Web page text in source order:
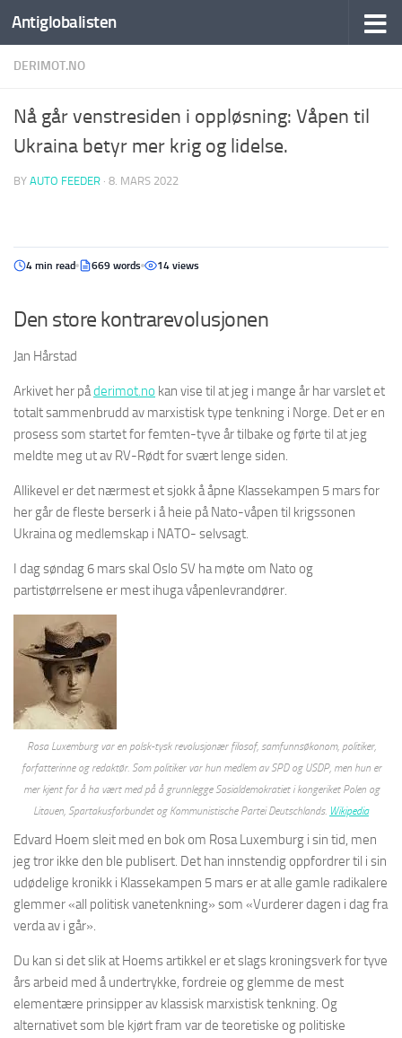
Antiglobalisten
DERIMOT.NO
Nå går venstresiden i oppløsning: Våpen til
Ukraina betyr mer krig og lidelse.
BY AUTO FEEDER · 8. MARS 2022
4 min read 669 words 14 views
Den store kontrarevolusjonen
Jan Hårstad
Arkivet her påderimot.no kan vise til at jeg i mange år har varslet et
totalt sammenbrudd av marxistisk type tenkning i Norge. Det er en
prosess som startet for femten-tyve år tilbake og førte til at jeg
meldte meg ut av RV-Rødt for svært lenge siden.
Allikevel er det nærmest et sjokk å åpne Klassekampen 5 mars for
her går de fleste berserk i å heie på Nato-våpen til krigssonen
Ukraina og medlemskap i NATO- selvsagt.
I dag søndag 6 mars skal Oslo SV ha møte om Nato og
partistørrelsene er mest ihuga våpenlevrandører.
Rosa Luxemburg var en polsk-tysk revolusjonær filosof, samfunnsøkonom, politiker,
forfatterinne og redaktør. Som politiker var hun medlem av SPD og USDP, men hun er
mer kjent for å ha vært med på å grunnlegge Sosialdemokratiet i kongeriket Polen og
Litauen, Spartakusforbundet og Kommunistische Partei Deutschlands. Wikipedia
Edvard Hoem sleit med en bok om Rosa Luxemburg i sin tid, men
jeg tror ikke den ble publisert. Det han innstendig oppfordrer til i sin
udødelige kronikk i Klassekampen 5 mars er at alle gamle radikalere
glemmer «all politisk vanetenkning» som «Vurderer dagen i dag fra
verda av i går».
Du kan si det slik at Hoems artikkel er et slags kroningsverk for tyve
års arbeid med å undertrykke, fordreie og glemme de mest
elementære prinsipper av klassisk marxistisk tenkning. Og
alternativet som ble kjørt fram var de teoretiske og politiske